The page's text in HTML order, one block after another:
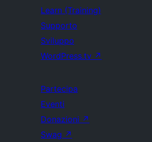
Learn (Training)
Supporto
Sviluppo
WordPress.tv ↗
Partecipa
Eventi
Donazioni ↗
Swag ↗